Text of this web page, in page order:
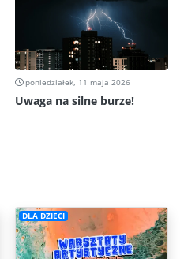
poniedziałek, 11 maja 2026
Uwaga na silne burze!
DLA DZIECI